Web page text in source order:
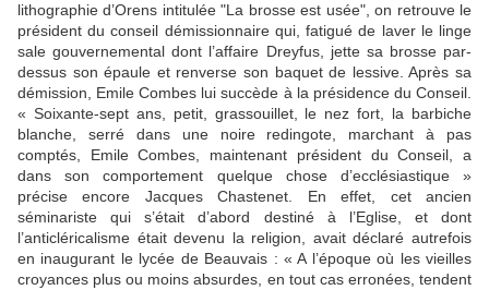
lithographie d’Orens intitulée "La brosse est usée", on retrouve le
président du conseil démissionnaire qui, fatigué de laver le linge
sale gouvernemental dont l’affaire Dreyfus, jette sa brosse par-
dessus son épaule et renverse son baquet de lessive. Après sa
démission, Emile Combes lui succède à la présidence du Conseil.
« Soixante-sept ans, petit, grassouillet, le nez fort, la barbiche
blanche, serré dans une noire redingote, marchant à pas
comptés, Emile Combes, maintenant président du Conseil, a
dans son comportement quelque chose d’ecclésiastique »
précise encore Jacques Chastenet. En effet, cet ancien
séminariste qui s’était d’abord destiné à l’Eglise, et dont
l’anticléricalisme était devenu la religion, avait déclaré autrefois
en inaugurant le lycée de Beauvais : « A l’époque où les vieilles
croyances plus ou moins absurdes, en tout cas erronées, tendent